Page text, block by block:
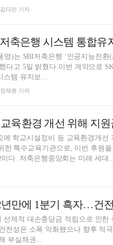
다민 기자
축은행 시스템 통합유
영)는 SBI저축은행 ‘인공지능전
다고 5일 밝혔다.이번 계약으로
스템 유지보...
채윤 기자
육환경 개선 위해 지원
학교시설정비 등 교육환경개선
특수교육기관으로, 이번 후원
다. 저축은행중앙회는 미래 세대
만에 1분기 흑자…건
선제적 대손충당금 적립으로 인한
전성은 소폭 악화됐으나 향후 적
부실채권...